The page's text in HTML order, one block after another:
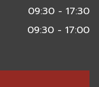
09:30 - 17:30
09:30 - 17:00